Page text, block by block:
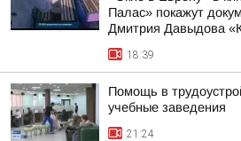
Палас» покажут
Дмитрия Давыдова
18:39
Помощь в
учебные заведения
21:24